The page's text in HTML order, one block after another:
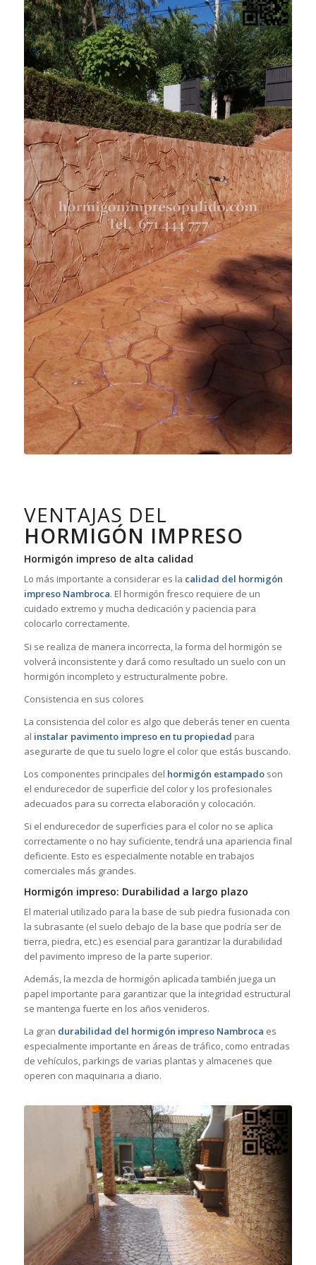
VENTAJAS DEL
HORMIGÓN IMPRESO
Hormigón impreso de alta calidad
Lo más importante a considerar es la calidad del hormigón
impreso Nambroca. El hormigón fresco requiere de un
cuidado extremo y mucha dedicación y paciencia para
colocarlo correctamente.
Si se realiza de manera incorrecta, la forma del hormigón se
volverá inconsistente y dará como resultado un suelo con un
hormigón incompleto y estructuralmente pobre.
Consistencia en sus colores
La consistencia del color es algo que deberás tener en cuenta
al instalar pavimento impreso en tu propiedad para
asegurarte de que tu suelo logre el color que estás buscando.
Los componentes principales del hormigón estampadoson
el endurecedor de superficie del color y los profesionales
adecuados para su correcta elaboración y colocación.
Si el endurecedor de superficies para el color no se aplica
correctamente o no hay suficiente, tendrá una apariencia final
deficiente. Esto es especialmente notable en trabajos
comerciales más grandes.
Hormigón impreso: Durabilidad a largo plazo
El material utilizado para la base de sub piedra fusionada con
la subrasante (el suelo debajo de la base que podría ser de
tierra, piedra, etc.) es esencial para garantizar la durabilidad
del pavimento impreso de la parte superior.
Además, la mezcla de hormigón aplicada también juega un
papel importante para garantizar que la integridad estructural
se mantenga fuerte en los años venideros.
La gran durabilidad del hormigón impreso Nambroca es
especialmente importante en áreas de tráfico, como entradas
de vehículos, parkings de varias plantas y almacenes que
operen con maquinaria a diario.